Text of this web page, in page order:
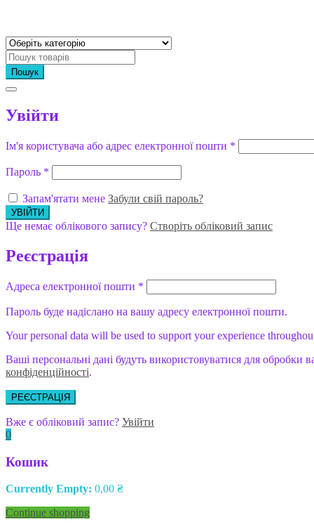
Пошук
Увійти
Ім'я користувача або адрес електронної пошти *
Пароль *
Запам'ятати мене Забули свій пароль?
Ще немає облікового запису? Створіть обліковий запис
Реєстрація
Адреса електронної пошти *
Пароль буде надіслано на вашу адресу електронної пошти.
Your personal data will be used to support your experience
Ваші персональні дані будуть використовуватися для
конфіденційності.
РЕЄСТРАЦІЯ
Вже є обліковий запис? Увійти
0
Кошик
Currently Empty: 0,00 ₴
Continue shopping